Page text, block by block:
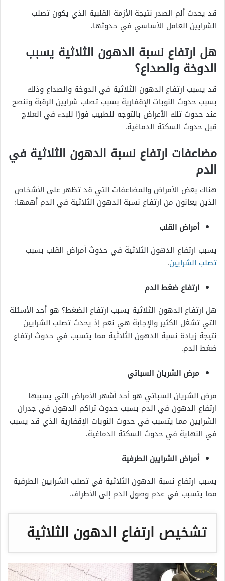
قد يحدث ألم الصدر نتيجة الأزمة القلبية الذي يكون تصلب
الشرايين العامل الأساسي في حدوثها.
هل ارتفاع نسبة الدهون الثلاثية يسبب
الدوخة والصداع؟
قد يسبب ارتفاع الدهون الثلاثية في الدوخة والصداع وذلك
بسبب حدوث النوبات الإقفارية بسبب تصلب شرايين الرقبة وننصح
عند حدوث تلك الأعراض بالتوجه للطبيب فورًا للبدء في العلاج
قبل حدوث السكتة الدماغية.
مضاعفات ارتفاع نسبة الدهون الثلاثية في
الدم
هناك بعض الأمراض والمضاعفات التي قد تظهر على الأشخاص
الذين يعانون من ارتفاع نسبة الدهون الثلاثية في الدم أهمها:
أمراض القلب
يسبب ارتفاع الدهون الثلاثية في حدوث أمراض القلب بسبب
تصلب الشرايين.
ارتفاع ضغط الدم
هل ارتفاع الدهون الثلاثية يسبب ارتفاع الضغط؟ هو أحد الأسئلة
التي تشغل الكثير والإجابة هي نعم إذ يحدث تصلب الشرايين
نتيجة زيادة نسبة الدهون الثلاثية مما يتسبب في حدوث ارتفاع
ضغط الدم.
مرض الشريان السباتي
مرض الشريان السباتي هو أحد أشهر الأمراض التي يسببها
ارتفاع الدهون في الدم بسبب حدوث تراكم الدهون في جدران
الشرايين مما يتسبب في حدوث النوبات الإقفارية الذي قد يسبب
في النهاية في حدوث السكتة الدماغية.
أمراض الشرايين الطرفية
يسبب ارتفاع نسبة الدهون الثلاثية في تصلب الشرايين الطرفية
مما يتسبب في عدم وصول الدم إلى الأطراف.
تشخيص ارتفاع الدهون الثلاثية